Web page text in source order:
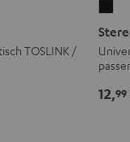
TOSLINK /
12,99